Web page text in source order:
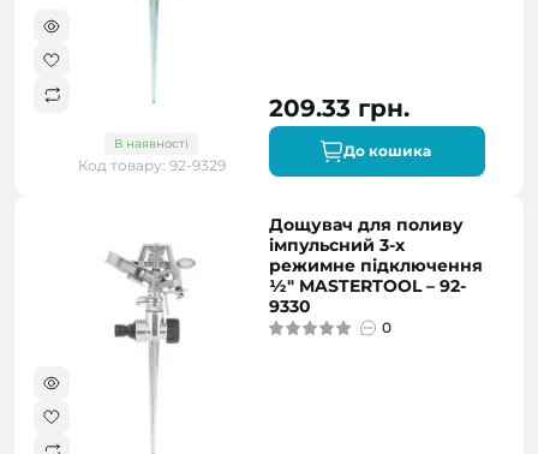
В наявності
Код товару: 92-9329
209.33 грн.
До кошика
Дощувач для поливу
імпульсний 3-х
режимне підключення
½" MASTERTOOL – 92-
9330
0